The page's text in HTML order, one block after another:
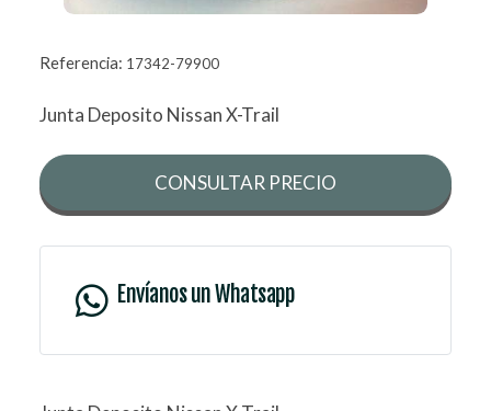
Referencia: 17342-79900
Junta Deposito Nissan X-Trail
CONSULTAR PRECIO
Envíanos un Whatsapp